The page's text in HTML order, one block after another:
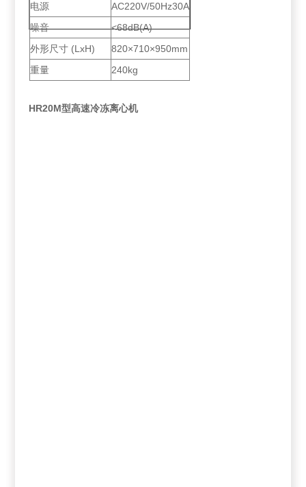
电源
AC220V/50Hz30A
噪音
<68dB(A)
外形尺寸 (LxH)
820×710×950mm
重量
240kg
HR20M型高速冷冻离心机